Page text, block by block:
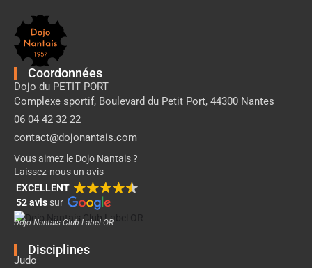
Pied
de
page
Dojo
Nantais
Coordonnées
Dojo du PETIT PORT
Complexe sportif, Boulevard du Petit Port, 44300 Nantes
06 04 42 32 22
contact@dojonantais.com
Vous aimez le Dojo Nantais ?
Laissez-nous un avis
EXCELLENT
52 avis sur
Dojo Nantais Club Label OR
Disciplines
Judo